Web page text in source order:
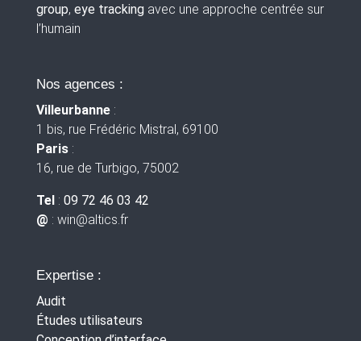
group, eye trackingavec une approche centrée sur
l’humain
Nos agences :
Villeurbanne :
1 bis, rue Frédéric Mistral, 69100
Paris:
16, rue de Turbigo, 75002
Tel : 09 72 46 03 42
@ : win@altics.fr
Expertise :
Audit
Études utilisateurs